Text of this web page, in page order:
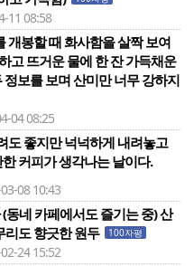
11 08:58
개봉할 때 화사함을 살짝 보여
고 뜨거운 물에 한 잔 가득채운
보를 보며 산미만 너무 강하지
04 08:25
도 좋지만 넉넉하게 내려놓고
커피가 생각나는 날이다.
08 10:43
네 카페에서도 즐기는 중) 산
리도 향긋한 원두
100자평
24 15:52